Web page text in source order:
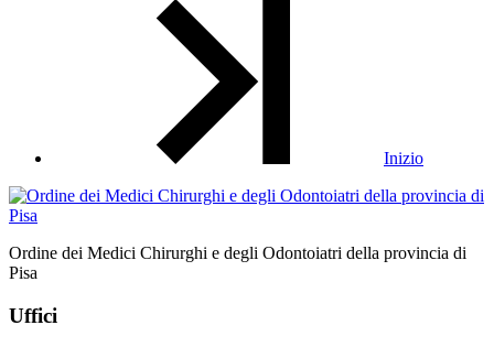
Inizio
Ordine dei Medici Chirurghi e degli Odontoiatri della provincia di
Pisa
Uffici